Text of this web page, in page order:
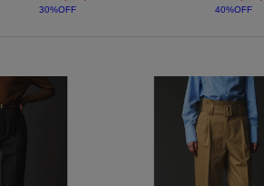
30%OFF
40%OFF